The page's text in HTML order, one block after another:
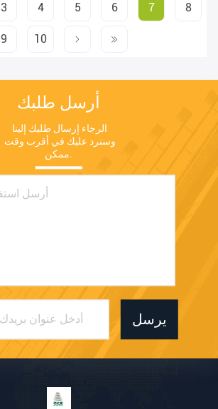
3 4 5 6 7 8
9 10
أرسل طلبك
ممكن.
يرسل